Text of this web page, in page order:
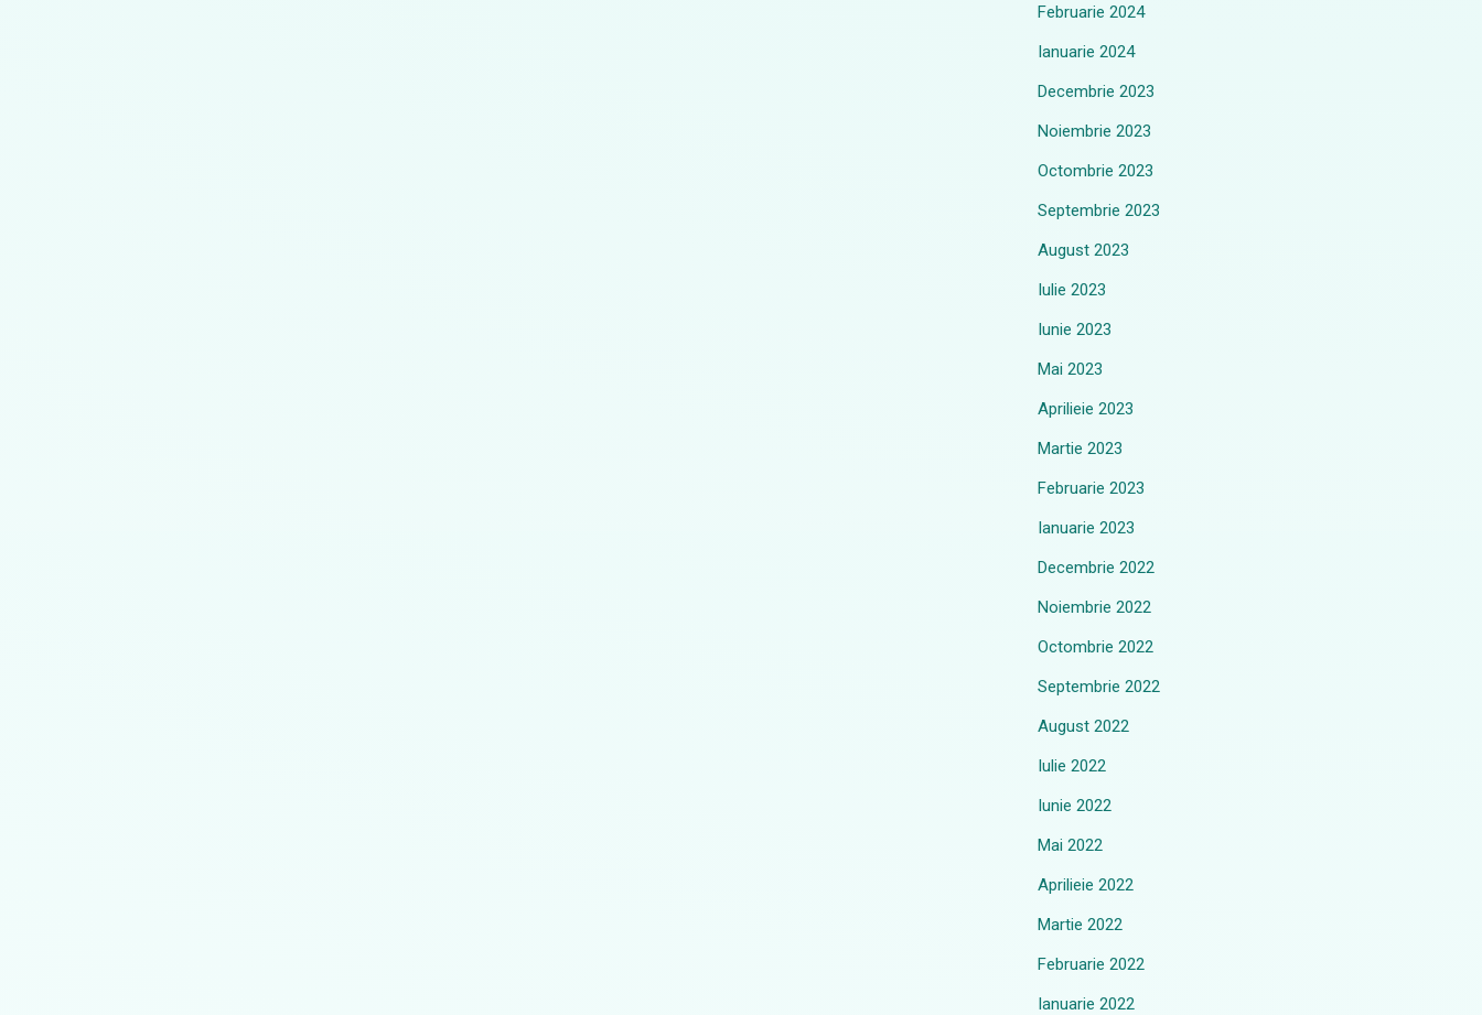
Februarie 2024
Ianuarie 2024
Decembrie 2023
Noiembrie 2023
Octombrie 2023
Septembrie 2023
August 2023
Iulie 2023
Iunie 2023
Mai 2023
Aprilieie 2023
Martie 2023
Februarie 2023
Ianuarie 2023
Decembrie 2022
Noiembrie 2022
Octombrie 2022
Septembrie 2022
August 2022
Iulie 2022
Iunie 2022
Mai 2022
Aprilieie 2022
Martie 2022
Februarie 2022
Ianuarie 2022